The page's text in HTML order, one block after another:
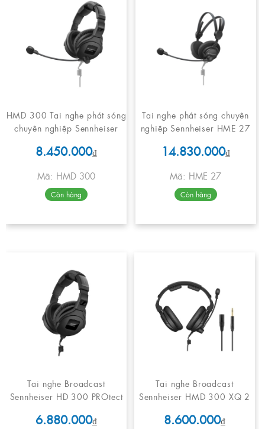
HMD 300 Tai nghe phát sóng
chuyên nghiệp Sennheiser
8.450.000₫
Mã: HMD 300
Còn hàng
Tai nghe phát sóng chuyên
nghiệp Sennheiser HME 27
14.830.000₫
Mã: HME 27
Còn hàng
Tai nghe Broadcast
Sennheiser HD 300 PROtect
6.880.000₫
Tai nghe Broadcast
Sennheiser HMD 300 XQ 2
8.600.000₫